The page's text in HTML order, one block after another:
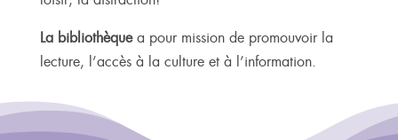
La bibliothèquea pour mission de promouvoir la
lecture, l’accès à la culture et à l’information.